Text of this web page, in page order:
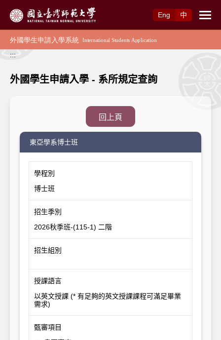
Eng
中
:::
外國學生申請入學 - 系所規定查詢
回上頁
東亞學系博士班
學程別
博士班
招生季別
2026秋季班-(115-1) 二階
招生組別
授課語言
以英文授課 (* 有足夠的英文授課課程可滿足畢業
需求)
甄審項目